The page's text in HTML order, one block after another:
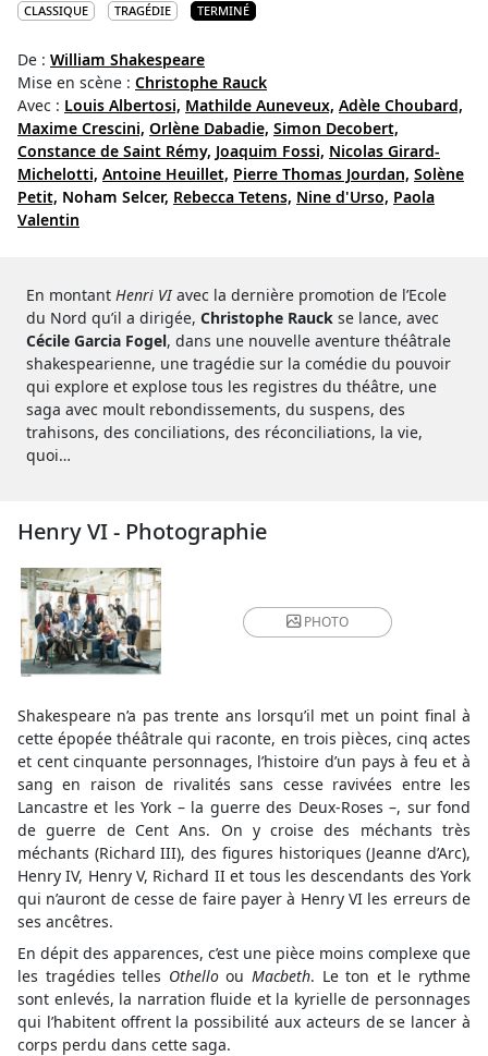
CLASSIQUE TRAGÉDIE TERMINÉ
De : William Shakespeare
Mise en scène : Christophe Rauck
Avec : Louis Albertosi, Mathilde Auneveux, Adèle Choubard,
Maxime Crescini, Orlène Dabadie, Simon Decobert,
Constance de Saint Rémy, Joaquim Fossi, Nicolas Girard-
Michelotti, Antoine Heuillet, Pierre Thomas Jourdan, Solène
Petit, Noham Selcer, Rebecca Tetens, Nine d'Urso, Paola
Valentin
En montant Henri VIavec la dernière promotion de l’Ecole
du Nord qu’il a dirigée, Christophe Rauck se lance, avec
Cécile Garcia Fogel, dans une nouvelle aventure théâtrale
shakespearienne, une tragédie sur la comédie du pouvoir
qui explore et explose tous les registres du théâtre, une
saga avec moult rebondissements, du suspens, des
trahisons, des conciliations, des réconciliations, la vie,
quoi…
Henry VI - Photographie
PHOTO
Shakespeare n’a pas trente ans lorsqu’il met un point final à
cette épopée théâtrale qui raconte, en trois pièces, cinq actes
et cent cinquante personnages, l’histoire d’un pays à feu et à
sang en raison de rivalités sans cesse ravivées entre les
Lancastre et les York – la guerre des Deux-Roses –, sur fond
de guerre de Cent Ans. On y croise des méchants très
méchants (Richard III), des figures historiques (Jeanne d’Arc),
Henry IV, Henry V, Richard II et tous les descendants des York
qui n’auront de cesse de faire payer à Henry VI les erreurs de
ses ancêtres.
En dépit des apparences, c’est une pièce moins complexe que
les tragédies telles OthelloouMacbeth. Le ton et le rythme
sont enlevés, la narration fluide et la kyrielle de personnages
qui l’habitent offrent la possibilité aux acteurs de se lancer à
corps perdu dans cette saga.